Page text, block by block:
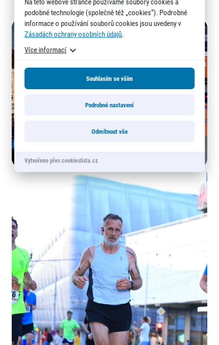
Přemysla Otakara II.)
podobné technologie (společně též „cookies“). Podrobné
informace o používání souborů cookies jsou uvedeny v
Zásadách ochrany osobních údajů.
Více informací
Souhlasím se vším
Podrobné nastavení
Odmítnout vše
Vytvořeno přes cookieslista.cz